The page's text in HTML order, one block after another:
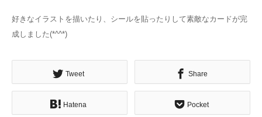
好きなイラストを描いたり、シールを貼ったりして素敵なカードが完
成しました(*^^*)
Tweet Share
Hatena Pocket